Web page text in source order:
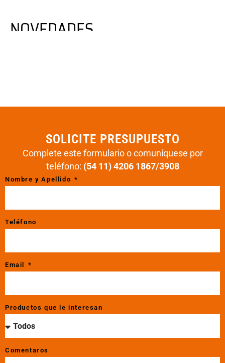
NOVEDADES
SOLICITE PRESUPUESTO
Complete este formulario o comuníquese por
teléfono: (54 11)4206 1867/3908
Nombre y Apellido
Teléfono
Email
Productos que le interesan
Comentaros